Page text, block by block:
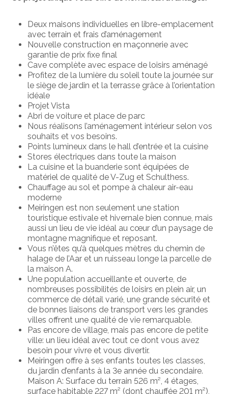
Deux maisons individuelles en libre-emplacement
avec terrain et frais d’aménagement
Nouvelle construction en maçonnerie avec
garantie de prix fixe final
Cave complète avec espace de loisirs aménagé
Profitez de la lumière du soleil toute la journée sur
le siège de jardin et la terrasse grâce à l’orientation
idéale
Projet Vista
Abri de voiture et place de parc
Nous réalisons l’aménagement intérieur selon vos
souhaits et vos besoins.
Points lumineux dans le hall d’entrée et la cuisine
Stores électriques dans toute la maison
La cuisine et la buanderie sont équipées de
matériel de qualité de V-Zug et Schulthess.
Chauffage au sol et pompe à chaleur air-eau
moderne
Meiringen est non seulement une station
touristique estivale et hivernale bien connue, mais
aussi un lieu de vie idéal au cœur d’un paysage de
montagne magnifique et reposant.
Vous n’êtes qu’à quelques mètres du chemin de
halage de l’Aar et un ruisseau longe la parcelle de
la maison A.
Une population accueillante et ouverte, de
nombreuses possibilités de loisirs en plein air, un
commerce de détail varié, une grande sécurité et
de bonnes liaisons de transport vers les grandes
villes offrent une qualité de vie remarquable.
Pas encore de village, mais pas encore de petite
ville: un lieu idéal avec tout ce dont vous avez
besoin pour vivre et vous divertir.
Meiringen offre à ses enfants toutes les classes,
du jardin d’enfants à la 3e année du secondaire.
Maison A: Surface du terrain 526 m², 4 étages,
surface habitable 227 m² (dont chauffée 201 m²),